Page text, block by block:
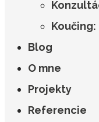
Blog
O mne
Projekty
Referencie